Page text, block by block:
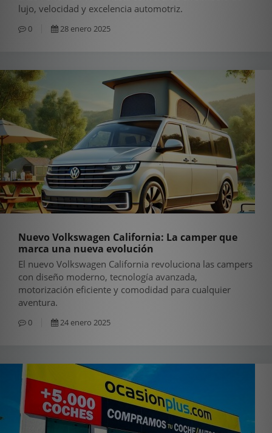
lujo, velocidad y excelencia automotriz.
0 28 enero 2025
Nuevo Volkswagen California: La camper que
marca una nueva evolución
El nuevo Volkswagen California revoluciona las campers
con diseño moderno, tecnología avanzada,
motorización eficiente y comodidad para cualquier
aventura.
0 24 enero 2025